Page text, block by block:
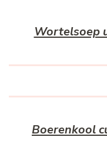
Wortelsoep
Boerenkool